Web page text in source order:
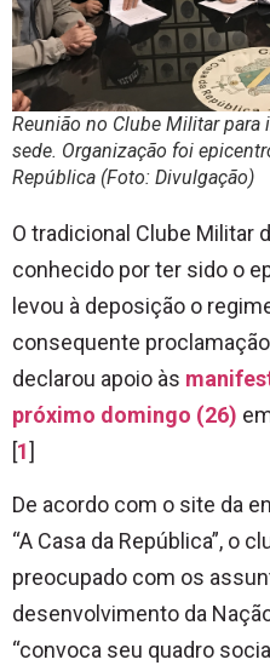
Reunião no Clube Militar
sede. Organização foi
República (Foto: Divulgação)
O tradicional Clube Militar
conhecido por ter sido o
levou à deposição o
consequente
declarou apoio às
próximo domingo (26)
[1]
De acordo com o site da
“A Casa da República”, o
preocupado com os
desenvolvimento da
“convoca seu quadro